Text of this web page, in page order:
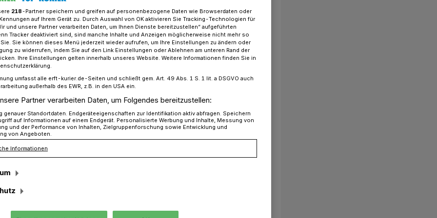
engagierte Nachbarn: Anträge seit dem 1. April möglich
möglich
Veranstaltungen für Senioren oder
geflüchteten Menschen aus der Ukraine
x 1.000 Euro für das Engagement“
ehrenamtlichem Einsatz gefragt.
sich mit ihren Maßnahmen bis zum 1.
218-Partner speichern und greifen auf personenbezogene Daten wie Browserdaten oder
auf Ihrem Gerät zu. Durch Auswahl von OK aktivieren Sie Tracking-Technologien für
und unsere Partner verarbeiten Daten, um Ihnen Dienste bereitzustellen“ aufgeführten
Tracker deaktiviert sind, sind manche Inhalte und Anzeigen möglicherweise nicht mehr so
Sie können dieses Menü jederzeit wieder aufrufen, um Ihre Einstellungen zu ändern oder
zu widerrufen, indem Sie auf den Link Einstellungen oder Ablehnen am unteren Rand der
Ihre Einstellungen gelten innerhalb unseres Website. Weitere Informationen finden Sie in
umfasst alle erft-kurier.de-Seiten und schließt gem. Art. 49 Abs. 1 S. 1 lit. a DSGVO auch
außerhalb des EWR, z.B. in den USA ein.
Partner verarbeiten Daten, um Folgendes bereitzustellen:
genauer Standortdaten. Endgeräteeigenschaften zur Identifikation aktiv abfragen. Speichern
auf Informationen auf einem Endgerät. Personalisierte Werbung und Inhalte, Messung von
und der Performance von Inhalten, Zielgruppenforschung sowie Entwicklung und
von Angeboten.
Informationen